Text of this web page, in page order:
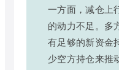
一方面，减仓上
的动力不足。多
有足够的新资金
少空方持仓来推